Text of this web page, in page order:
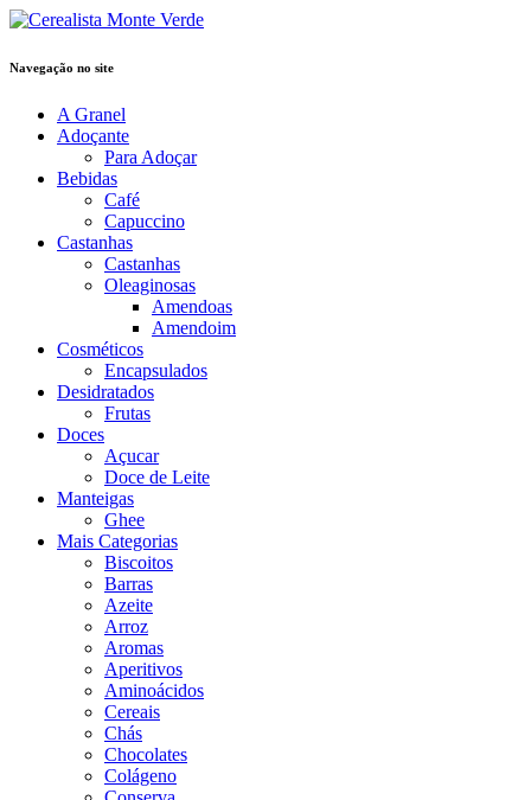
Navegação no site
A Granel
Adoçante
Para Adoçar
Bebidas
Café
Capuccino
Castanhas
Castanhas
Oleaginosas
Amendoas
Amendoim
Cosméticos
Encapsulados
Desidratados
Frutas
Doces
Açucar
Doce de Leite
Manteigas
Ghee
Mais Categorias
Biscoitos
Barras
Azeite
Arroz
Aromas
Aperitivos
Aminoácidos
Cereais
Chás
Chocolates
Colágeno